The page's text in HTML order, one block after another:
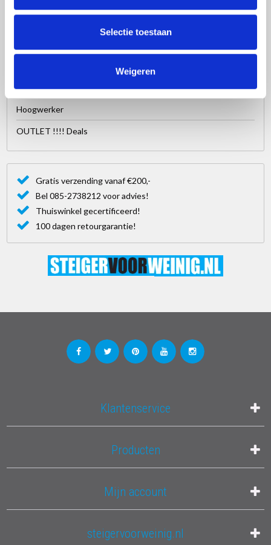
Selectie toestaan
Weigeren
Trappen
Hoogwerker
OUTLET !!!! Deals
Gratis verzending vanaf €200,-
Bel 085-2738212 voor advies!
Thuiswinkel gecertificeerd!
100 dagen retourgarantie!
Klantenservice
Producten
Mijn account
steigervoorweinig.nl